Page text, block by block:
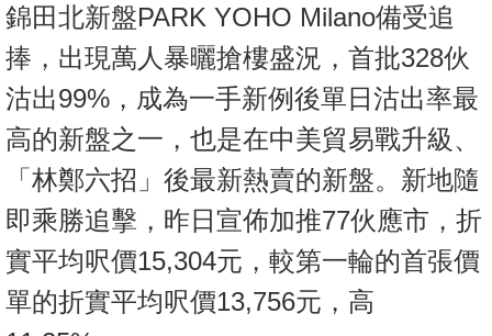
地
產
新
聞
數
據
公
佈
置
錦田北新盤PARK YOHO Milano備受追
捧，出現萬人暴曬搶樓盛況，首批328伙
沽出99%，成為一手新例後單日沽出率最
高的新盤之一，也是在中美貿易戰升級、
「林鄭六招」後最新熱賣的新盤。新地隨
即乘勝追擊，昨日宣佈加推77伙應市，折
實平均呎價15,304元，較第一輪的首張價
單的折實平均呎價13,756元，高